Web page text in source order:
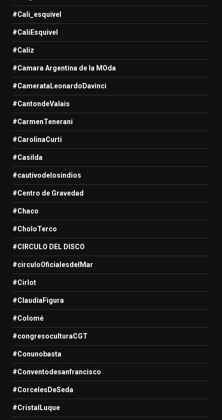
#Cali_esquivel
#CaliEsquivel
#Caliz
#Camara Argentina de la MOda
#CamerataLeonardoDavinci
#CantondeValais
#CarmenTenerani
#CarolinaCurti
#Casilda
#cautivodelosindios
#Centro de Gravedad
#Chaco
#CholoTerco
#CIRCULO DEL DISCO
#circuloOficialesdelMar
#Cirlot
#ClaudiaFigura
#Colomé
#congresoculturaCGT
#Conunobasta
#Conventodesanfrancisco
#CorcelesDeSeda
#CristalLuque